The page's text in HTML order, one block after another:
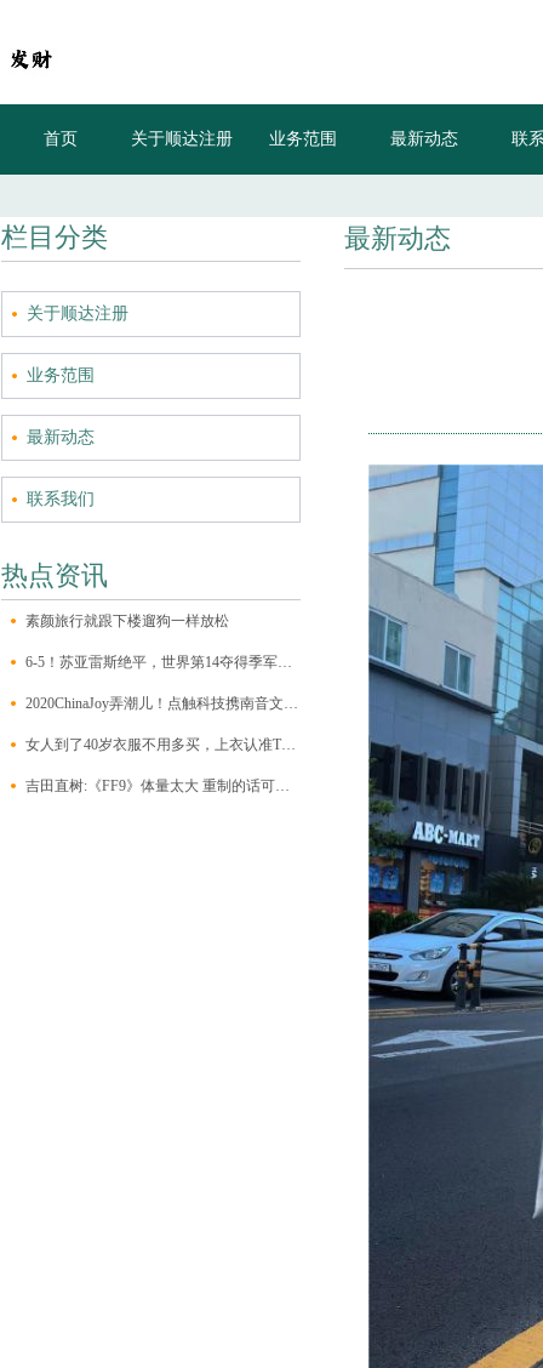
首页 关于顺达注册 业务范围 最新动态 联
栏目分类
关于顺达注册
业务范围
最新动态
联系我们
热点资讯
素颜旅行就跟下楼遛狗一样放松
6-5！苏亚雷斯绝平，世界第14夺得季军！阿根廷剑指卫冕美洲杯
2020ChinaJoy弄潮儿！点触科技携南音文化打造经典舞台！
女人到了40岁衣服不用多买，上衣认准T恤和衬衫，简单又实用
吉田直树:《FF9》体量太大 重制的话可能要分成多部
最新动态